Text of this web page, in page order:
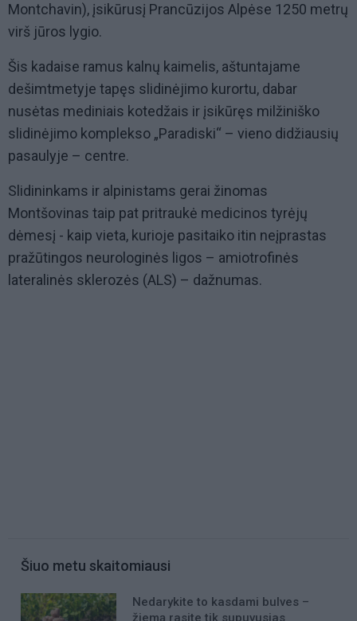
Montchavin), įsikūrusį Prancūzijos Alpėse 1250 metrų
virš jūros lygio.
Šis kadaise ramus kalnų kaimelis, aštuntajame
dešimtmetyje tapęs slidinėjimo kurortu, dabar
nusėtas mediniais kotedžais ir įsikūręs milžiniško
slidinėjimo komplekso „Paradiski“ – vieno didžiausių
pasaulyje – centre.
Slidininkams ir alpinistams gerai žinomas
Montšovinas taip pat pritraukė medicinos tyrėjų
dėmesį - kaip vieta, kurioje pasitaiko itin neįprastas
pražūtingos neurologinės ligos – amiotrofinės
lateralinės sklerozės (ALS) – dažnumas.
Šiuo metu skaitomiausi
Nedarykite to kasdami bulves –
žiemą rasite tik supuvusias